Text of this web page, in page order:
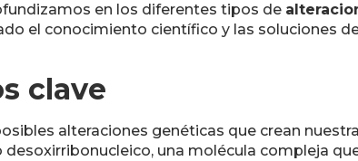
en los diferentes tipos de
el conocimiento científico y las soluciones
clave
alteraciones genéticas que crean
una molécula compleja